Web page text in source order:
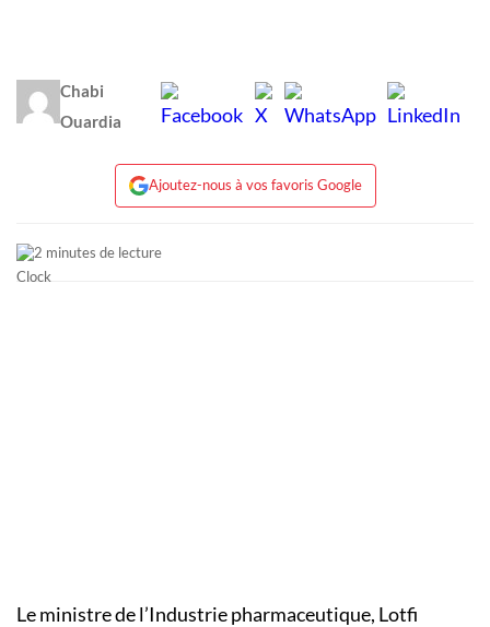
Chabi
Ouardia
Ajoutez-nous à vos favoris Google
2 minutes de lecture
Le ministre de l’Industrie pharmaceutique, Lotfi